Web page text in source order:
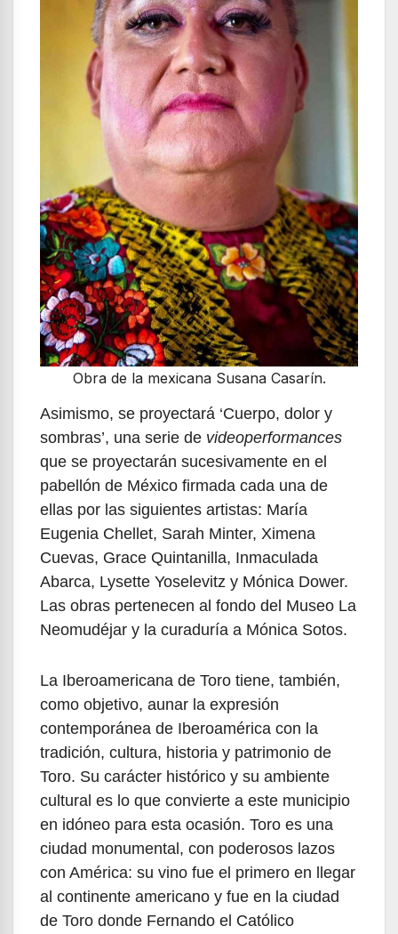
Obra de la mexicana Susana Casarín.
Asimismo, se proyectará ‘Cuerpo, dolor y
sombras’, una serie de videoperformances
que se proyectarán sucesivamente en el
pabellón de México firmada cada una de
ellas por las siguientes artistas: María
Eugenia Chellet, Sarah Minter, Ximena
Cuevas, Grace Quintanilla, Inmaculada
Abarca, Lysette Yoselevitz y Mónica Dower.
Las obras pertenecen al fondo del Museo La
Neomudéjar y la curaduría a Mónica Sotos.
La Iberoamericana de Toro tiene, también,
como objetivo, aunar la expresión
contemporánea de Iberoamérica con la
tradición, cultura, historia y patrimonio de
Toro. Su carácter histórico y su ambiente
cultural es lo que convierte a este municipio
en idóneo para esta ocasión. Toro es una
ciudad monumental, con poderosos lazos
con América: su vino fue el primero en llegar
al continente americano y fue en la ciudad
de Toro donde Fernando el Católico